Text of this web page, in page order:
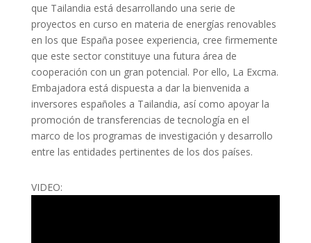
que Tailandia está desarrollando una serie de
proyectos en curso en materia de energías renovables
en los que España posee experiencia, cree firmemente
que este sector constituye una futura área de
cooperación con un gran potencial. Por ello, La Excma.
Embajadora está dispuesta a dar la bienvenida a
inversores españoles a Tailandia, así como apoyar la
promoción de transferencias de tecnología en el
marco de los programas de investigación y desarrollo
entre las entidades pertinentes de los dos países.
VIDEO: